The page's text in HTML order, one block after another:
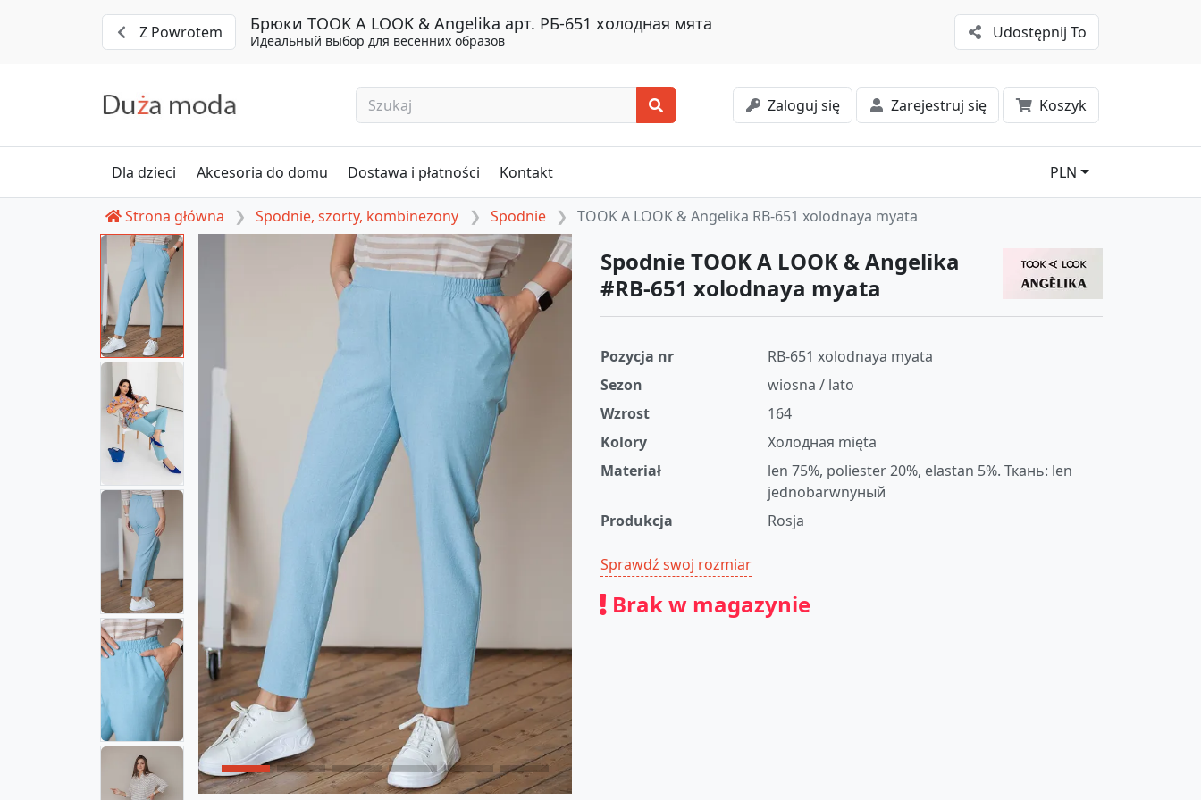
Z Powrotem Брюки TOOK A LOOK & Angelika арт. РБ-651 холодная мята
Идеальный выбор для весенних образов Udostępnij To
Zaloguj się Zarejestruj się Koszyk
Dla dzieci Akcesoria do domu Dostawa i płatności Kontakt PLN
Strona główna Spodnie, szorty, kombinezony Spodnie TOOK A LOOK & Angelika RB-651 xolodnaya myata
Spodnie TOOK A LOOK & Angelika
#RB-651 xolodnaya myata
Pozycja nr
RB-651 xolodnaya myata
Sezon
wiosna / lato
Wzrost
164
Kolory
Холодная mięta
Materiał
len 75%, poliester 20%, elastan 5%. Ткань: len
jednobarwnyный
Produkcja
Rosja
Sprawdź swoj rozmiar
Brak w magazynie